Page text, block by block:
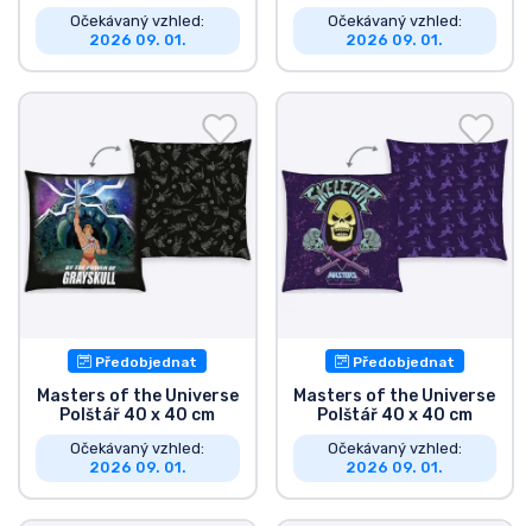
Očekávaný vzhled:
2026 09. 01.
Očekávaný vzhled:
2026 09. 01.
Předobjednat
Masters of the Universe
Polštář 40 x 40 cm
Očekávaný vzhled:
2026 09. 01.
Předobjednat
Masters of the Universe
Polštář 40 x 40 cm
Očekávaný vzhled:
2026 09. 01.